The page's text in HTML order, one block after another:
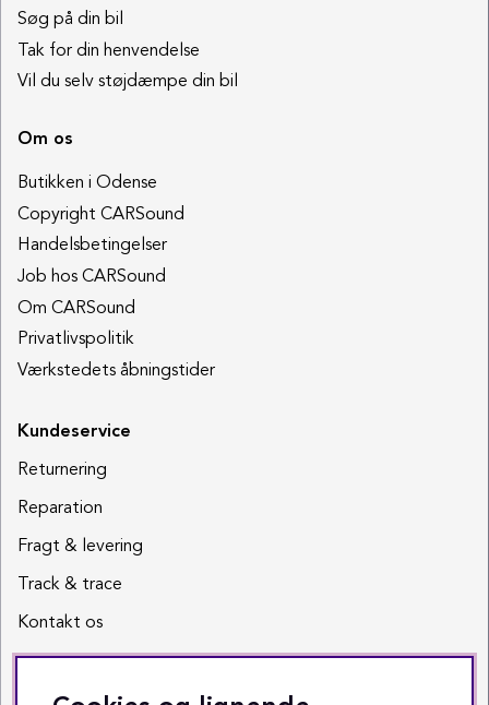
Søg på din bil
Tak for din henvendelse
Vil du selv støjdæmpe din bil
Om os
Butikken i Odense
Copyright CARSound
Handelsbetingelser
Job hos CARSound
Om CARSound
Privatlivspolitik
Værkstedets åbningstider
Kundeservice
Returnering
Reparation
Fragt & levering
Track & trace
Kontakt os
Sociale medier